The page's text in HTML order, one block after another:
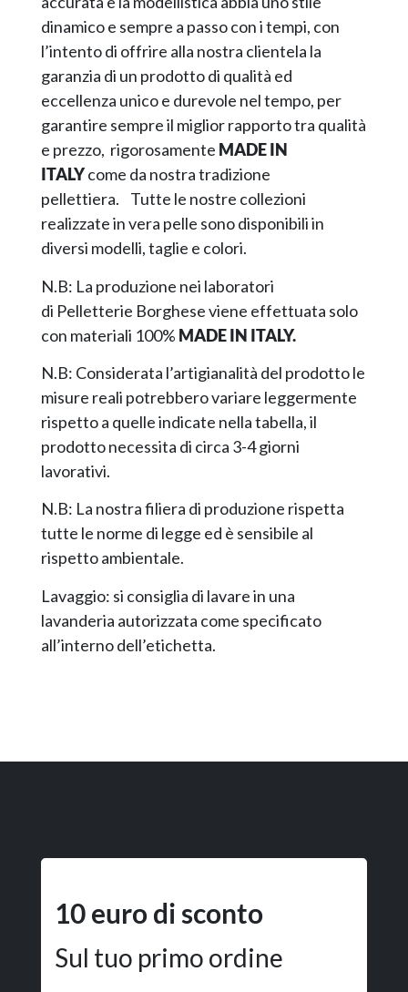
dinamico e sempre a passo con i tempi, con
l’intento di offrire alla nostra clientela la
garanzia di un prodotto di qualità ed
eccellenza unico e durevole nel tempo, per
garantire sempre il miglior rapporto tra qualità
e prezzo, rigorosamente MADE IN
ITALYcome da nostra tradizione
pellettiera. Tutte le nostre collezioni
realizzate in vera pelle sono disponibili in
diversi modelli, taglie e colori.
N.B: La produzione nei laboratori
di Pelletterie Borghese viene effettuata solo
con materiali 100% MADE IN ITALY.
N.B: Considerata l’artigianalità del prodotto le
misure reali potrebbero variare leggermente
rispetto a quelle indicate nella tabella, il
prodotto necessita di circa 3-4 giorni
lavorativi.
N.B: La nostra filiera di produzione rispetta
tutte le norme di legge ed è sensibile al
rispetto ambientale.
Lavaggio: si consiglia di lavare in una
lavanderia autorizzata come specificato
all’interno dell’etichetta.
10 euro di sconto
Sul tuo primo ordine